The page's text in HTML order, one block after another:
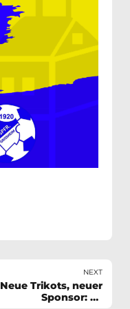
NEXT
Neue Trikots, neuer
Sponsor: SF